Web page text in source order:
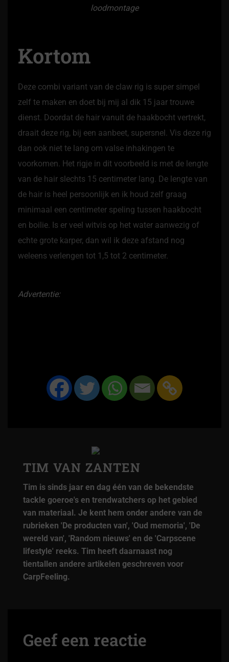
loodmontage
Kortom
Deze combi variant van de claw rig is super simpel
zelf te maken en doet bij mij al dik 15 jaar trouwe
dienst. Doordat de hair vanuit de haakbocht vertrekt,
draait deze rig, bij een aanbeet, supersnel. Vis deze rig
dan ook niet te lang om valse inhakingen te
voorkomen. Het rigje in dit voorbeeld is met de lengte
van de hair slechts 15 centimeter lang. De lengte van
de hair is heel persoonlijk en ik houd zelf graag
minimaal een centimeter speling tussen haakbocht
en boilie. Is er veel witvis op het water aanwezig of
echte grote karper, dan wil ik deze afstand nog
weleens verlengen tot 1,5 tot 2 centimeter.
Advertentie:
TIM VAN ZANTEN
Tim is sinds jaar en dag één van de bekendste
tackle goeroe's en trendwatchers op het gebied
van materiaal. Je kent hem onder andere van de
rubrieken 'De producten van', 'Oud memoria', 'De
wereld van', 'Random nieuws' en de 'Carpscene
lifestyle' reeks. Tim heeft daarnaast nog
tientallen andere artikelen geschreven voor
CarpFeeling.
Geef een reactie